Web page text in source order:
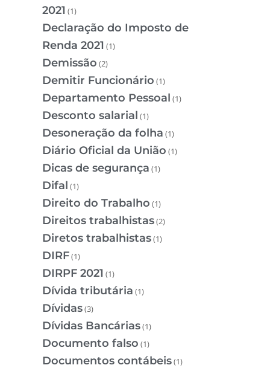
2021 (1)
Declaração do Imposto de
Renda 2021 (1)
Demissão (2)
Demitir Funcionário (1)
Departamento Pessoal (1)
Desconto salarial (1)
Desoneração da folha (1)
Diário Oficial da União (1)
Dicas de segurança (1)
Difal (1)
Direito do Trabalho (1)
Direitos trabalhistas(2)
Diretos trabalhistas(1)
DIRF(1)
DIRPF 2021 (1)
Dívida tributária (1)
Dívidas(3)
Dívidas Bancárias(1)
Documento falso (1)
Documentos contábeis(1)